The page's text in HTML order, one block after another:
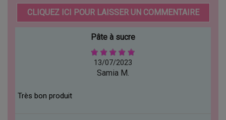
CLIQUEZ ICI POUR LAISSER UN COMMENTAIRE
Pâte à sucre
13/07/2023
Samia M.
Très bon produit